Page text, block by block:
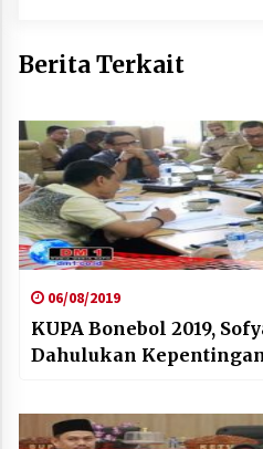
Berita Terkait
06/08/2019
KUPA Bonebol 2019,
Dahulukan